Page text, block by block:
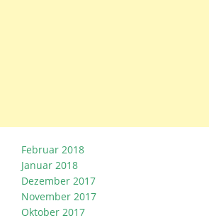
Februar 2018
Januar 2018
Dezember 2017
November 2017
Oktober 2017